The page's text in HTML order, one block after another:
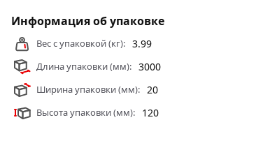
Информация об упаковке
Вес с упаковкой (кг): 3.99
Длина упаковки (мм): 3000
Ширина упаковки (мм): 20
Высота упаковки (мм): 120